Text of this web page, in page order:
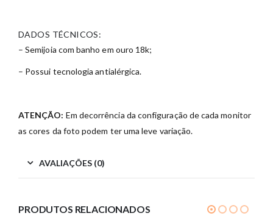
DADOS TÉCNICOS:
– Semijoia com banho em ouro 18k;
– Possui tecnologia antialérgica.
ATENÇÃO: Em decorrência da configuração de cada monitor
as cores da foto podem ter uma leve variação.
AVALIAÇÕES (0)
PRODUTOS RELACIONADOS